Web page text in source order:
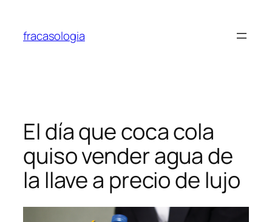
fracasologia
El día que coca cola
quiso vender agua de
la llave a precio de lujo